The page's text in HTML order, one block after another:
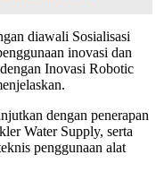
diawali Sosialisasi
inovasi dan
Inovasi Robotic
dengan penerapan
Water Supply, serta
penggunaan alat